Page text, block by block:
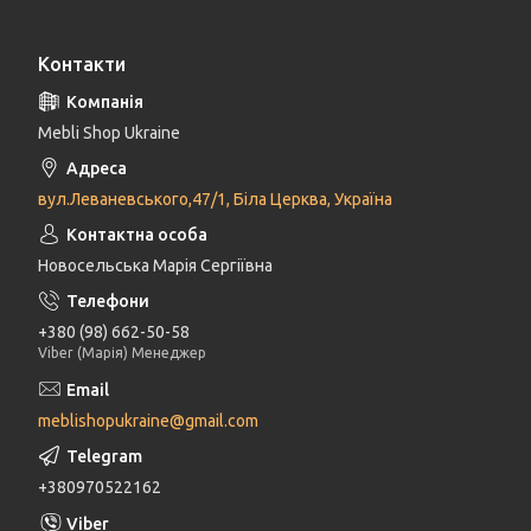
Контакти
Mebli Shop Ukraine
вул.Леваневського,47/1, Біла Церква, Україна
Новосельська Марія Сергіївна
+380 (98) 662-50-58
Viber (Марія) Менеджер
meblishopukraine@gmail.com
+380970522162